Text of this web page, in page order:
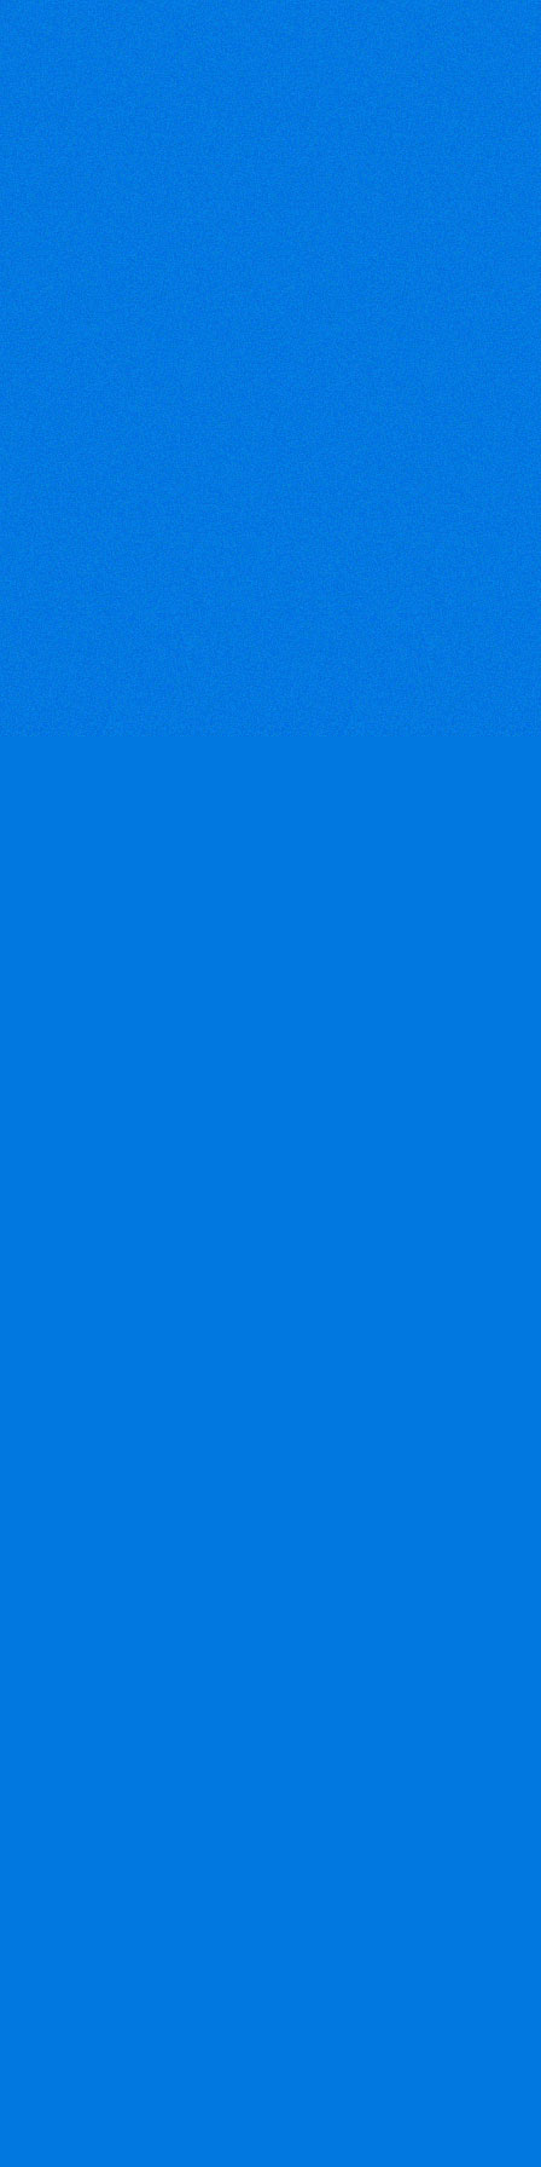
Fax: 08-38116004
vinhloithong@gmail.com
chihung1868@gmail.com
(VEN) - VTG
nghiệp dệt
may Việt Nam – sự kiện lớn
nhất của ngành công nghiệp
Nam, sẽ được tổ chức từ
ngày 21 - 24/11/2012 tại
Trung tâm Hội chợ và Triển
lãm Sài Gòn (SECC).
Thương cho
xuất khẩu dệt
may của quý I/2012 khó khăn
hơn so với cùng kỳ năm
trước. Các đơn hàng xuất
khẩu đang bị giảm ở 3 thị
trường chính là Mỹ, Nhật và
châu Âu. Tuy nhiên hàng dệt
may vẫn có kim ngạch xuất
khẩu lớn nhất trong số các
nhóm hàng khác.